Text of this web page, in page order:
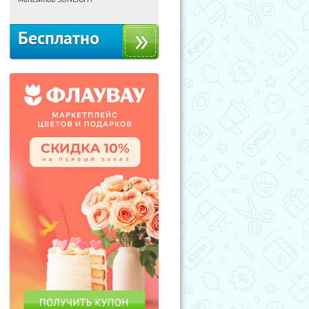
Бесплатно